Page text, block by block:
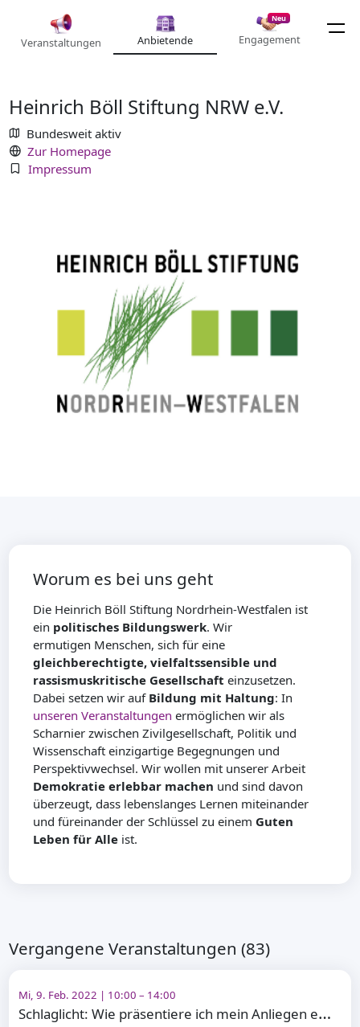
Veranstaltungen Anbietende
Neu
Engagement
Heinrich Böll Stiftung NRW e.V.
Bundesweit aktiv
Zur Homepage
Impressum
Worum es bei uns geht
Die Heinrich Böll Stiftung Nordrhein-Westfalen ist
ein politisches Bildungswerk. Wir
ermutigen Menschen, sich für eine
gleichberechtigte, vielfaltssensible und
rassismuskritische Gesellschaft einzusetzen.
Dabei setzen wir auf Bildung mit Haltung: In
unseren Veranstaltungen ermöglichen wir als
Scharnier zwischen Zivilgesellschaft, Politik und
Wissenschaft einzigartige Begegnungen und
Perspektivwechsel. Wir wollen mit unserer Arbeit
Demokratie erlebbar machen und sind davon
überzeugt, dass lebenslanges Lernen miteinander
und füreinander der Schlüssel zu einem Guten
Leben für Alle ist.
Vergangene Veranstaltungen (83)
Mi, 9. Feb. 2022 | 10:00 – 14:00
S
chlaglicht: Wie präsentiere ich mein Anliegen erfolgreich?